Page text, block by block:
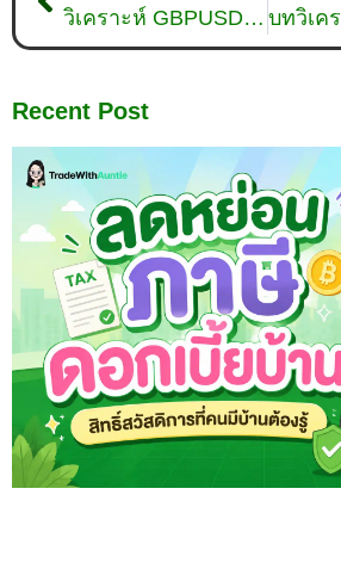
วิเคราะห์ GBPUSD ดูแนวโน้มราคาล่าสุด วันที่ 10 ตุลาคม 2025
Recent Post